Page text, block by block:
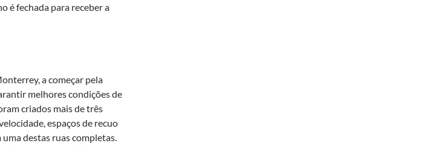
é fechada para receber a
a começar pela
melhores condições de
criados mais de três
espaços de recuo
destas ruas completas.